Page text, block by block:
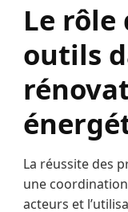
Le rôle
outils
La réussite des
une
acteurs et